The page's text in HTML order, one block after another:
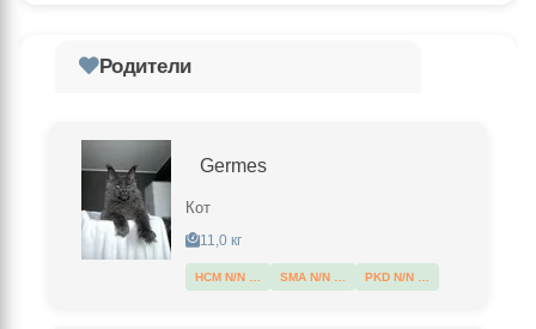
Родители
Germes
Кот
11,0 кг
HCM N/N … SMA N/N … PKD N/N …